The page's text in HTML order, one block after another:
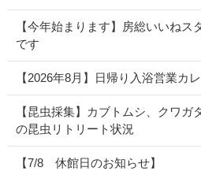
【今年始まります】房総いいね
です
【2026年8月】日帰り入浴営業カ
【昆虫採集】カブトムシ、クワ
の昆虫リトリート状況
【7/8 休館日のお知らせ】